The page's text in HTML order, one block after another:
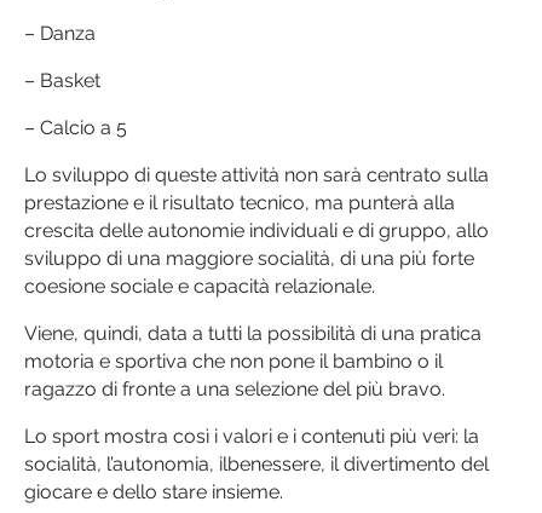
– Danza
– Basket
– Calcio a 5
Lo sviluppo di queste attività non sarà centrato sulla
prestazione e il risultato tecnico, ma punterà alla
crescita delle autonomie individuali e di gruppo, allo
sviluppo di una maggiore socialità, di una più forte
coesione sociale e capacità relazionale.
Viene, quindi, data a tutti la possibilità di una pratica
motoria e sportiva che non pone il bambino o il
ragazzo di fronte a una selezione del più bravo.
Lo sport mostra così i valori e i contenuti più veri: la
socialità, l’autonomia, ilbenessere, il divertimento del
giocare e dello stare insieme.